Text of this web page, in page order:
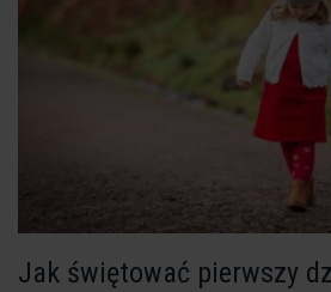
Jak świętować pierwszy